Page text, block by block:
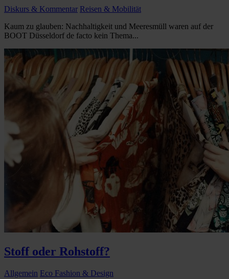
Diskurs & Kommentar Reisen & Mobilität
Kaum zu glauben: Nachhaltigkeit und Meeresmüll waren auf der
BOOT Düsseldorf de facto kein Thema...
Stoff oder Rohstoff?
Allgemein Eco Fashion & Design